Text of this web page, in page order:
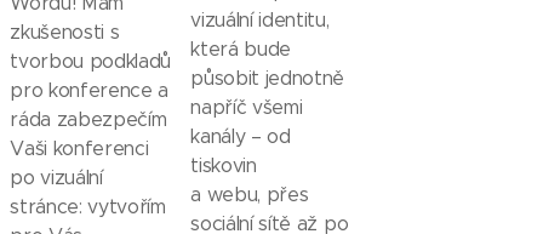
zkušenosti s
tvorbou podkladů
pro konference a
ráda zabezpečím
Vaši konferenci
po vizuální
stránce: vytvořím
vizuální identitu,
která bude
působit jednotně
napříč všemi
kanály – od
tiskovin
a webu, přes
sociální sítě až po